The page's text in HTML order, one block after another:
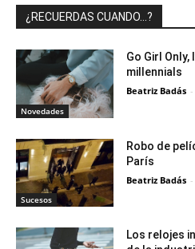
¿RECUERDAS CUANDO…?
Novedades
Go Girl
millennials
Beatriz Badás -
Sucesos
Robo de
París
Beatriz Badás -
Los relojes